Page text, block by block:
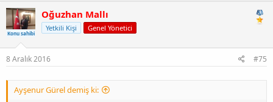
Konu sahibi
Oğuzhan Mallı
Yetkili Kişi Genel Yönetici
8 Aralık 2016 #75
Ayşenur Gürel demiş ki: